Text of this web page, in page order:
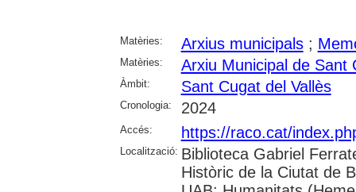
Matèries: Arxius municipals;
Matèries: Arxiu Municipal de Sant
Àmbit: Sant Cugat del Vallès
Cronologia: 2024
Accés: https://raco.cat/
Localització: Biblioteca Gabriel
Històric de la Ciutat de